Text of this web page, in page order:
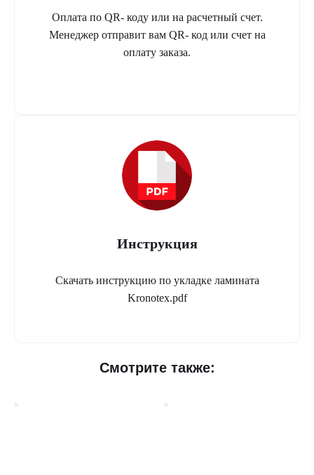
Оплата по QR- коду или на расчетный счет.
Менеджер отправит вам QR- код или счет на
оплату заказа.
Инструкция
Скачать инструкцию по укладке ламината
Kronotex.pdf
Смотрите также: